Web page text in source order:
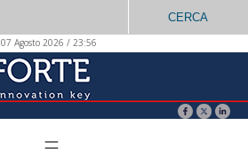
CERCA
07 Agosto 2026 / 23:56